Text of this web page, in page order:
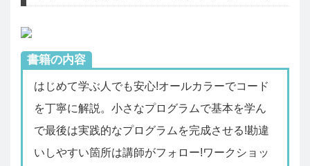
書籍の内容
はじめて学ぶ人でも安心!オールカラーでコード
を丁寧に解説。小さなプログラムで基本を学ん
で最後は実践的なプログラムを完成させる!勘違
いしやすい箇所は講師がフォロー!ワークショッ